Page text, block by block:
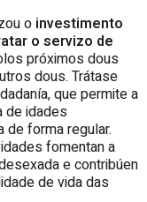
o investimento
o servizo de
próximos dous
dous. Trátase
que permite a
de idades
de forma regular.
fomentan a
e contribúen
de vida das